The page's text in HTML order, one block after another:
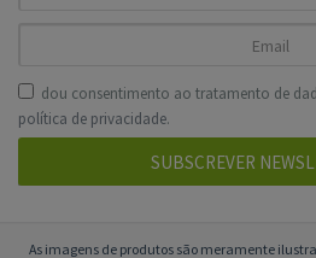
dou consentimento ao tratamento de
política de privacidade.
SUBSCREVER
As imagens de produtos são meramente